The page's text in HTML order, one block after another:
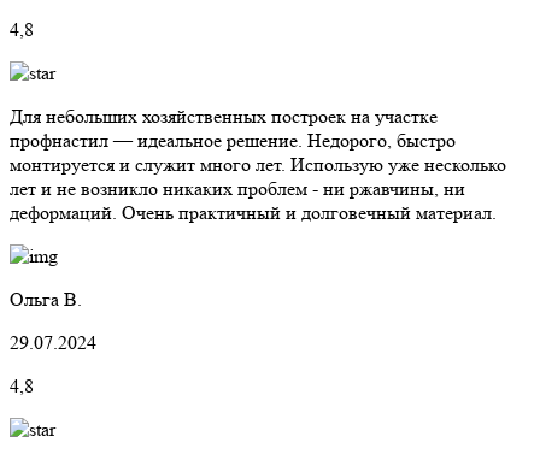
4,8
Для небольших хозяйственных построек на участке
профнастил — идеальное решение. Недорого, быстро
монтируется и служит много лет. Использую уже несколько
лет и не возникло никаких проблем - ни ржавчины, ни
деформаций. Очень практичный и долговечный материал.
Ольга В.
29.07.2024
4,8